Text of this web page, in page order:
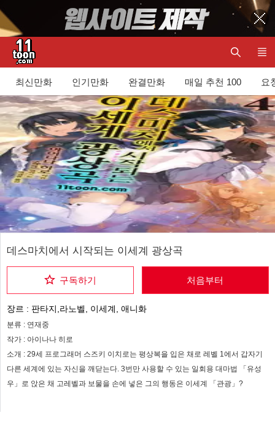
최신만화 인기만화 완결만화 매일 추천 100 요
데스마치에서 시작되는 이세계 광상곡
구독하기 처음부터
장르 : 판타지,라노벨, 이세계, 애니화
분류 : 연재중
작가 : 아이나나 히로
소개 : 29세 프로그래머 스즈키 이치로는 평상복을 입은 채로 레벨 1에서 갑자기
다른 세계에 있는 자신을 깨닫는다. 3번만 사용할 수 있는 일회용 대마법 「유성
우」로 앉은 채 고레벨과 보물을 손에 넣은 그의 행동은 이세계 「관광」?